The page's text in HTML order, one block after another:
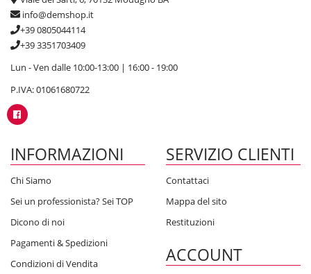
info@demshop.it
+39 0805044114
+39 3351703409
Lun - Ven dalle 10:00-13:00 | 16:00 - 19:00
P.IVA: 01061680722
INFORMAZIONI
Chi Siamo
Sei un professionista? Sei TOP
Dicono di noi
Pagamenti & Spedizioni
Condizioni di Vendita
SERVIZIO CLIENTI
Contattaci
Mappa del sito
Restituzioni
ACCOUNT